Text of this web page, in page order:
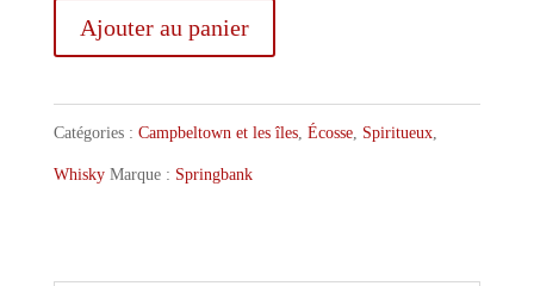
quantité
de
Springbank
10
ans
Ajouter au panier
Catégories : Campbeltown et les îles, Écosse, Spiritueux,
Whisky Marque : Springbank